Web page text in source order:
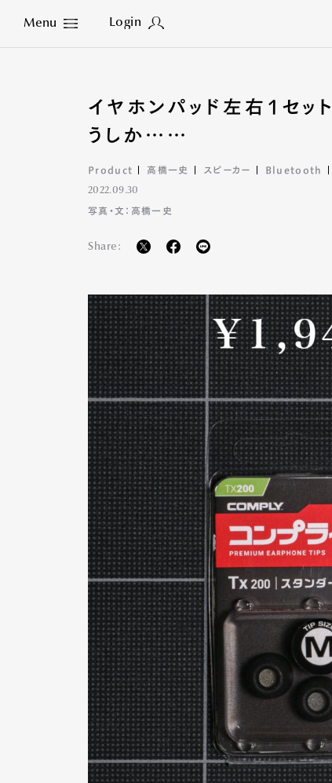
Menu Login
Close
イヤホンパッド左右1セ
うしか……
Product 高橋一史 スピーカー Bluetooth
2022.09.30
写真・文：高橋一史
Share: